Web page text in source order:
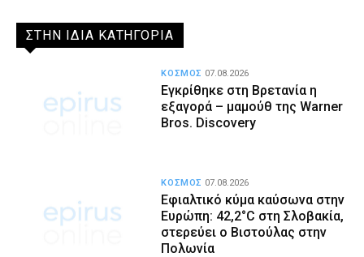
ΣΤΗΝ ΙΔΙΑ ΚΑΤΗΓΟΡΙΑ
Εγκρίθηκε στη Βρετανία η
εξαγορά – μαμούθ της Warner
Bros. Discovery
ΚΟΣΜΟΣ 07.08.2026
Εφιαλτικό κύμα καύσωνα στην
Ευρώπη: 42,2°C στη Σλοβακία,
στερεύει ο Βιστούλας στην
Πολωνία
ΚΟΣΜΟΣ 07.08.2026